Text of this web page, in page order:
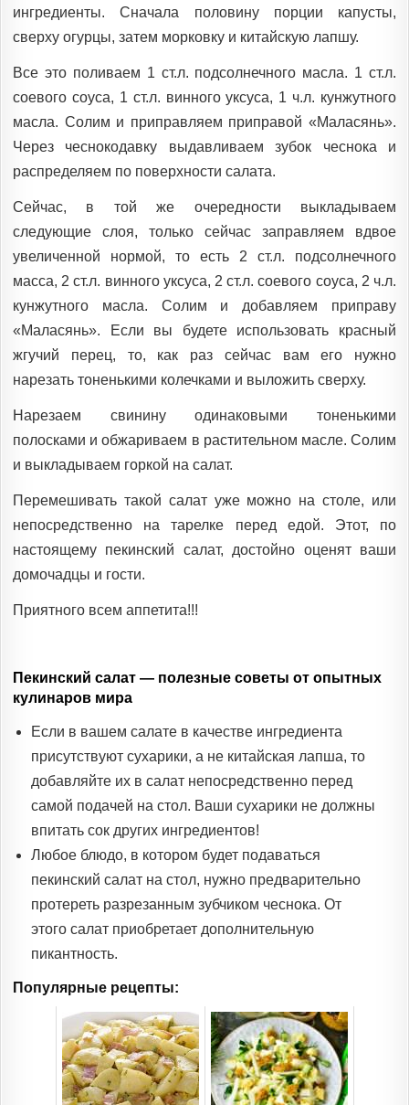
ингредиенты. Сначала половину порции капусты,
сверху огурцы, затем морковку и китайскую лапшу.
Все это поливаем 1 ст.л. подсолнечного масла. 1 ст.л.
соевого соуса, 1 ст.л. винного уксуса, 1 ч.л. кунжутного
масла. Солим и приправляем приправой «Маласянь».
Через чеснокодавку выдавливаем зубок чеснока и
распределяем по поверхности салата.
Сейчас, в той же очередности выкладываем
следующие слоя, только сейчас заправляем вдвое
увеличенной нормой, то есть 2 ст.л. подсолнечного
масса, 2 ст.л. винного уксуса, 2 ст.л. соевого соуса, 2 ч.л.
кунжутного масла. Солим и добавляем приправу
«Маласянь». Если вы будете использовать красный
жгучий перец, то, как раз сейчас вам его нужно
нарезать тоненькими колечками и выложить сверху.
Нарезаем свинину одинаковыми тоненькими
полосками и обжариваем в растительном масле. Солим
и выкладываем горкой на салат.
Перемешивать такой салат уже можно на столе, или
непосредственно на тарелке перед едой. Этот, по
настоящему пекинский салат, достойно оценят ваши
домочадцы и гости.
Приятного всем аппетита!!!
Пекинский салат — полезные советы от опытных
кулинаров мира
Если в вашем салате в качестве ингредиента
присутствуют сухарики, а не китайская лапша, то
добавляйте их в салат непосредственно перед
самой подачей на стол. Ваши сухарики не должны
впитать сок других ингредиентов!
Любое блюдо, в котором будет подаваться
пекинский салат на стол, нужно предварительно
протереть разрезанным зубчиком чеснока. От
этого салат приобретает дополнительную
пикантность.
Популярные рецепты: